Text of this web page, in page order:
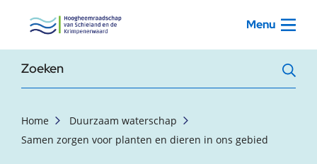
, startpagina Menu
Zoekterm
Home
Duurzaam waterschap
Samen zorgen voor planten en dieren in ons gebied